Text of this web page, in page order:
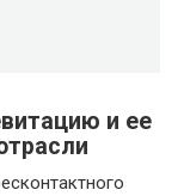
и ее